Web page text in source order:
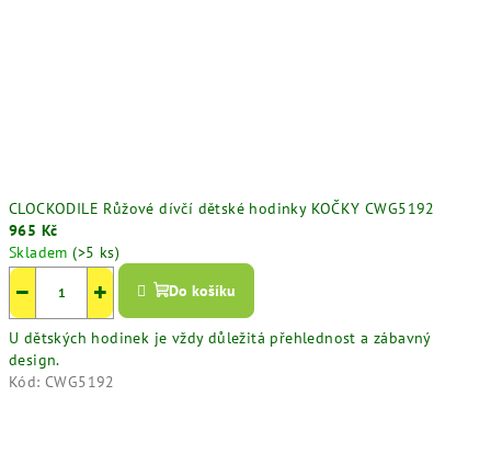
CLOCKODILE Růžové dívčí dětské hodinky KOČKY CWG5192
965 Kč
Skladem(>5 ks)
+
− Do košíku
U dětských hodinek je vždy důležitá přehlednost a zábavný
design.
Kód: CWG5192